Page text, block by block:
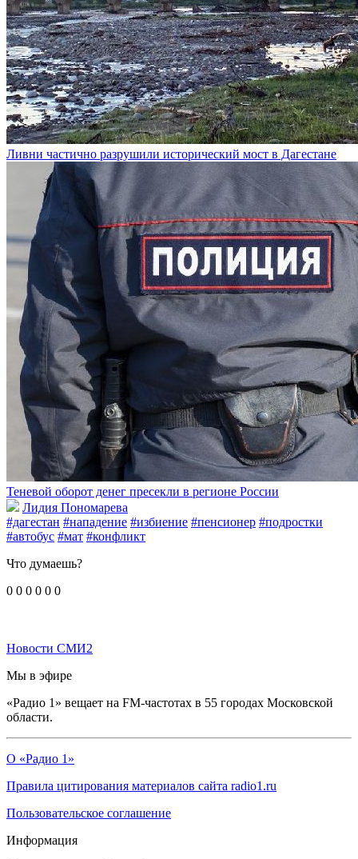
Ливни частично разрушили исторический мост в Дагестане
Теневой оборот денег пресекли в регионе России
Лидия Пономарева
#дагестан #нападение #избиение #пенсионер #подростки
#автобус #мат #конфликт
Что думаешь?
0 0 0 0 0 0
Новости СМИ2
Мы в эфире
«Радио 1» вещает на FM-частотах в 55 городах Московской
области.
О «Радио 1»
Правила цитирования материалов сайта radio1.ru
Пользовательское соглашение
Информация